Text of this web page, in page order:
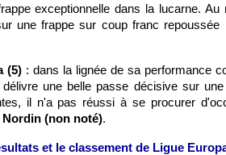
exceptionnelle dans la lucarne.
une frappe sur coup franc
(5) : dans la lignée de sa performance
une belle passe décisive sur
il n'a pas réussi à se procurer
(non noté).
et le classement de Ligue